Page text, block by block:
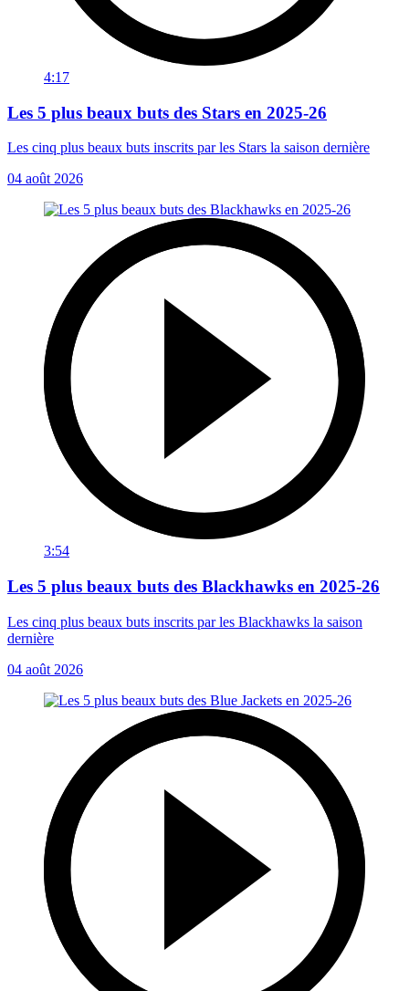
4:17
Les 5 plus beaux buts des Stars en 2025-26
Les cinq plus beaux buts inscrits par les Stars la saison dernière
04 août 2026
3:54
Les 5 plus beaux buts des Blackhawks en 2025-26
Les cinq plus beaux buts inscrits par les Blackhawks la saison
dernière
04 août 2026